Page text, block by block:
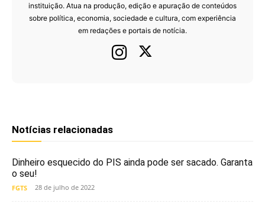
instituição. Atua na produção, edição e apuração de conteúdos
sobre política, economia, sociedade e cultura, com experiência
em redações e portais de notícia.
Notícias relacionadas
Dinheiro esquecido do PIS ainda pode ser sacado. Garanta
o seu!
FGTS 28 de julho de 2022